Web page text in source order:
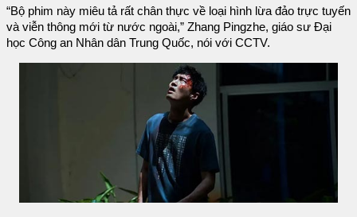
“Bộ phim này miêu tả rất chân thực về loại hình lừa đảo trực tuyến
và viễn thông mới từ nước ngoài,” Zhang Pingzhe, giáo sư Đại
học Công an Nhân dân Trung Quốc, nói với CCTV.